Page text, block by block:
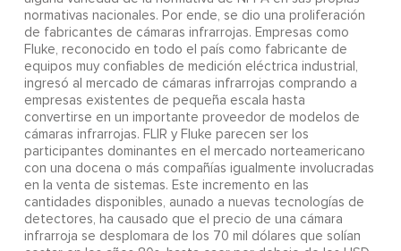
normativas nacionales. Por ende, se dio una proliferación
de fabricantes de cámaras infrarrojas. Empresas como
Fluke, reconocido en todo el país como fabricante de
equipos muy confiables de medición eléctrica industrial,
ingresó al mercado de cámaras infrarrojas comprando a
empresas existentes de pequeña escala hasta
convertirse en un importante proveedor de modelos de
cámaras infrarrojas. FLIR y Fluke parecen ser los
participantes dominantes en el mercado norteamericano
con una docena o más compañías igualmente involucradas
en la venta de sistemas. Este incremento en las
cantidades disponibles, aunado a nuevas tecnologías de
detectores, ha causado que el precio de una cámara
infrarroja se desplomara de los 70 mil dólares que solían